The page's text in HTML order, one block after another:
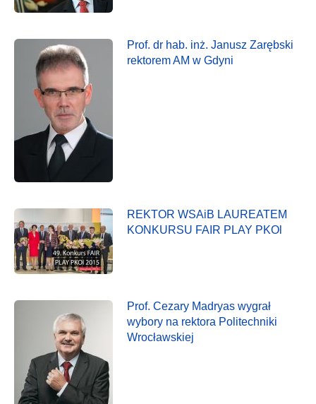
Prof. dr hab. inż. Janusz Zarębski
rektorem AM w Gdyni
REKTOR WSAiB LAUREATEM
KONKURSU FAIR PLAY PKOl
Prof. Cezary Madryas wygrał
wybory na rektora Politechniki
Wrocławskiej